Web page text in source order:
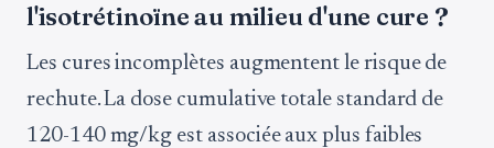
l'isotrétinoïne au milieu d'une cure ?
Les cures incomplètes augmentent le risque de
rechute. La dose cumulative totale standard de
120-140 mg/kg est associée aux plus faibles